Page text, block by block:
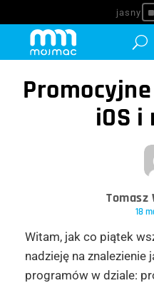
^
iOS i
Tomasz
18
Witam, jak co piątek
nadzieję na znalezienie
programów w dziale: